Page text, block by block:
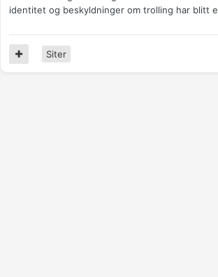
identitet og beskyldninger om trolling har blitt
Siter